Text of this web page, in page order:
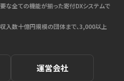
な全ての機能が揃った寄付DXシステムで
入数十億円規模の団体まで、3,000以上
運営会社